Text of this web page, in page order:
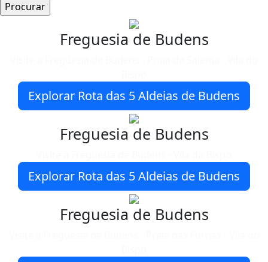
Freguesia de Budens
Explorar Rota das 5 Aldeias de Budens
Freguesia de Budens
Explorar Rota das 5 Aldeias de Budens
Freguesia de Budens